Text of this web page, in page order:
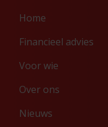
Home
Financieel advies
Voor wie
Over ons
Nieuws